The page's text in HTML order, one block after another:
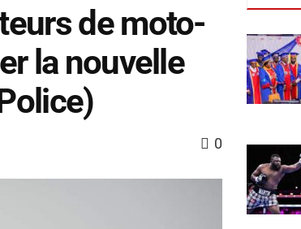
de moto-
la nouvelle
0